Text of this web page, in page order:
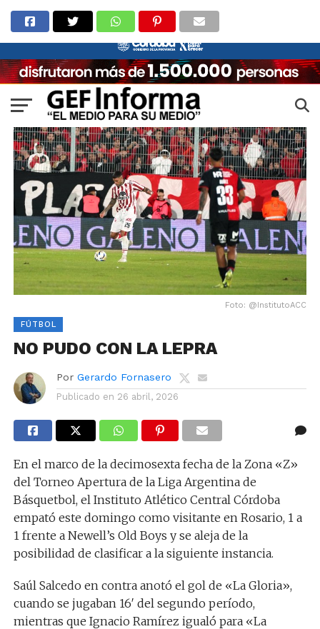
Foto: @InstitutoACC
FÚTBOL
NO PUDO CON LA LEPRA
Por Gerardo Fornasero
Publicado en 26 abril, 2026
En el marco de la decimosexta fecha de la Zona «Z»
del Torneo Apertura de la Liga Argentina de
Básquetbol, el Instituto Atlético Central Córdoba
empató este domingo como visitante en Rosario, 1 a
1 frente a Newell’s Old Boys y se aleja de la
posibilidad de clasificar a la siguiente instancia.
Saúl Salcedo en contra anotó el gol de «La Gloria»,
cuando se jugaban 16′ del segundo período,
mientras que Ignacio Ramírez igualó para «La